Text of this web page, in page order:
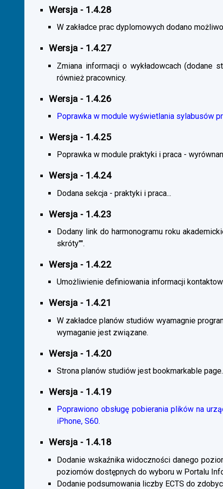
Wersja - 1.4.28
W zakładce prac dyplomowych dodano
Wersja - 1.4.27
Zmiana informacji o wykładowcach (dodane
również pracownicy.
Wersja - 1.4.26
Poprawka w module wyświetlania sylabusów
Wersja - 1.4.25
Poprawka w module praktyki i praca -
Wersja - 1.4.24
Dodana sekcja - praktyki i praca...
Wersja - 1.4.23
Dodany link do harmonogramu roku
skróty"".
Wersja - 1.4.22
Umożliwienie definiowania informacji
Wersja - 1.4.21
W zakładce planów studiów wyamagnie
wymaganie jest związane.
Wersja - 1.4.20
Strona planów studiów jest bookmarkable page.
Wersja - 1.4.19
Poprawiono obsługę pobierania plików na
iPhone, S60.
Wersja - 1.4.18
Dodanie wskaźnika widoczności danego
poziomów dostępnych do wyboru w Portalu
Dodanie podsumowania liczby ECTS do